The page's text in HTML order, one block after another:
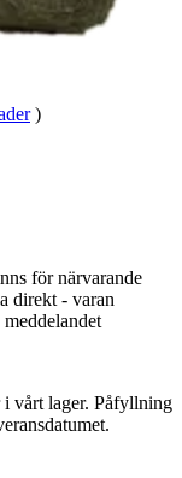
)
för närvarande
direkt - varan
meddelandet
vårt lager. Påfyllning